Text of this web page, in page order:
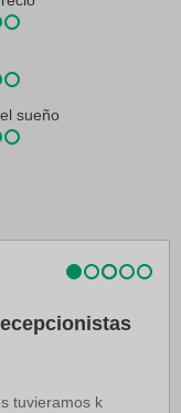
sueño
tuvieramos k